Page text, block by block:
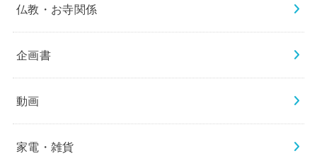
仏教・お寺関係
企画書
動画
家電・雑貨